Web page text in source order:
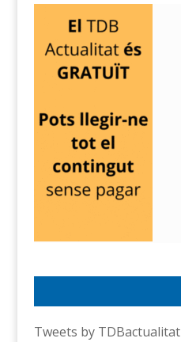
Tweets by TDBactualitat